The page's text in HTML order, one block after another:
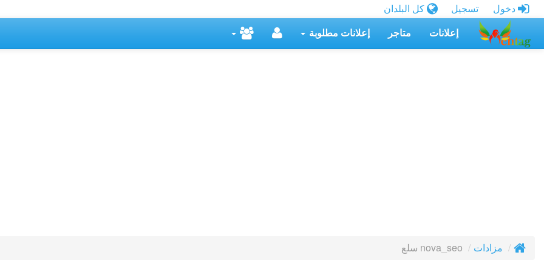
دخول تسجيل كل البلدان
إعلانات متاجر إعلانات مطلوبة
مزادات nova_seo سلع